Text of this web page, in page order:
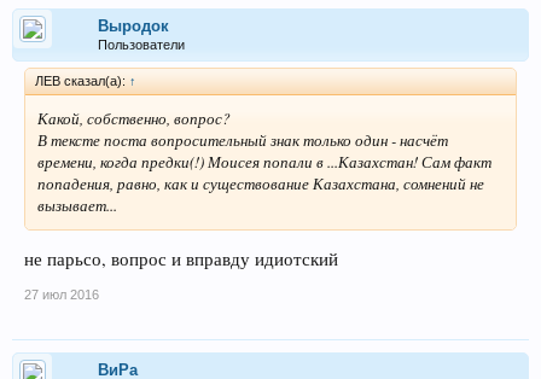
Выродок
Пользователи
ЛEB сказал(а): ↑
Какой, собственно, вопрос?
В тексте поста вопросительный знак только один - насчёт
времени, когда предки(!) Моисея попали в ...Казахстан! Сам факт
попадения, равно, как и существование Казахстана, сомнений не
вызывает...
не парьсо, вопрос и вправду идиотский
27 июл 2016
ВиРа